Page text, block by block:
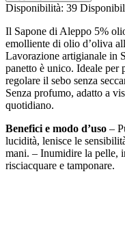
Disponibilità: 39
Il Sapone di Aleppo 5%
emolliente di olio d’oliva
Lavorazione artigianale in
panetto è unico. Ideale per
regolare il sebo senza
Senza profumo, adatto a
quotidiano.
Benefici e modo d’uso –
lucidità, lenisce le
mani. – Inumidire la pelle,
risciacquare e tamponare.